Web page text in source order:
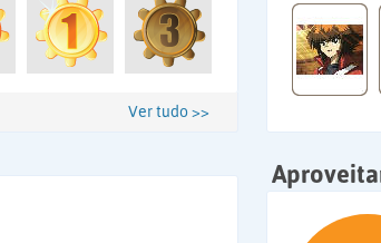
Ver tudo >>